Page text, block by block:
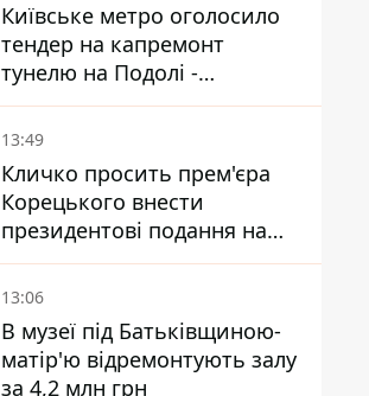
Київське метро оголосило
тендер на капремонт
тунелю на Подолі -
триватиме майже два роки
13:49
Кличко просить прем'єра
Корецького внести
президентові подання на
звільнення володаря
Троєщини Бахматова
13:06
В музеї під Батьківщиною-
матір'ю відремонтують залу
за 4,2 млн грн